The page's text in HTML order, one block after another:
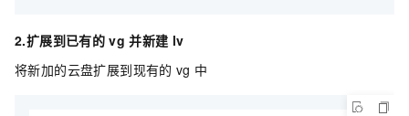
2.扩展到已有的 vg 并新建 lv
将新加的云盘扩展到现有的 vg 中